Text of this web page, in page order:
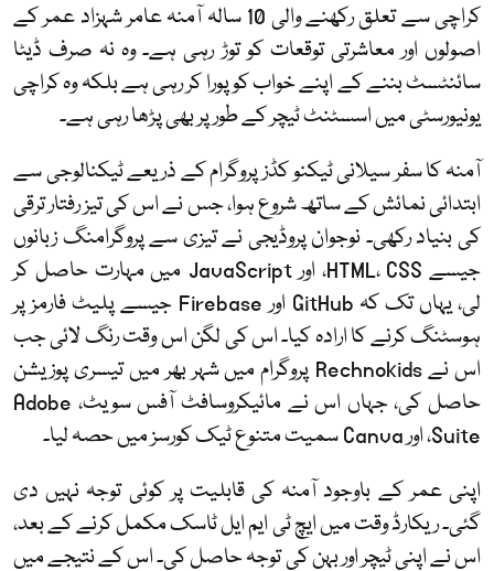
کراچی سے تعلق رکھنے والی 10 سالہ آمنہ عامر شہزاد عمر کے
اصولوں اور معاشرتی توقعات کو توڑ رہی ہے۔ وہ نہ صرف ڈیٹا
سائنٹسٹ بننے کے اپنے خواب کو پورا کر رہی ہے بلکہ وہ کراچی
یونیورسٹی میں اسسٹنٹ ٹیچر کے طور پر بھی پڑھا رہی ہے۔
آمنہ کا سفر سیلانی ٹیکنو کڈز پروگرام کے ذریعے ٹیکنالوجی سے
ابتدائی نمائش کے ساتھ شروع ہوا، جس نے اس کی تیز رفتار ترقی
کی بنیاد رکھی۔ نوجوان پروڈیجی نے تیزی سے پروگرامنگ زبانوں
جیسے HTML، CSS، اور JavaScript میں مہارت حاصل کر
لی، یہاں تک کہ GitHub اور Firebase جیسے پلیٹ فارمز پر
ہوسٹنگ کرنے کا ارادہ کیا۔ اس کی لگن اس وقت رنگ لائی جب
اس نے Rechnokids پروگرام میں شہر بھر میں تیسری پوزیشن
حاصل کی، جہاں اس نے مائیکروسافٹ آفس سویٹ، Adobe
Suite، اور Canva سمیت متنوع ٹیک کورسز میں حصہ لیا۔
اپنی عمر کے باوجود آمنہ کی قابلیت پر کوئی توجہ نہیں دی
گئی۔ ریکارڈ وقت میں ایچ ٹی ایم ایل ٹاسک مکمل کرنے کے بعد،
اس نے اپنی ٹیچر اور بہن کی توجہ حاصل کی۔ اس کے نتیجے میں